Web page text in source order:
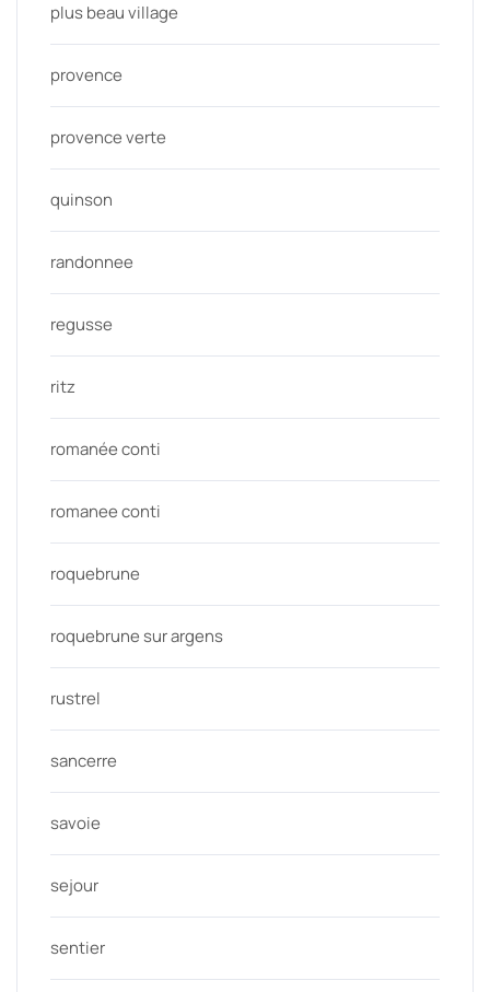
plus beau village
provence
provence verte
quinson
randonnee
regusse
ritz
romanée conti
romanee conti
roquebrune
roquebrune sur argens
rustrel
sancerre
savoie
sejour
sentier